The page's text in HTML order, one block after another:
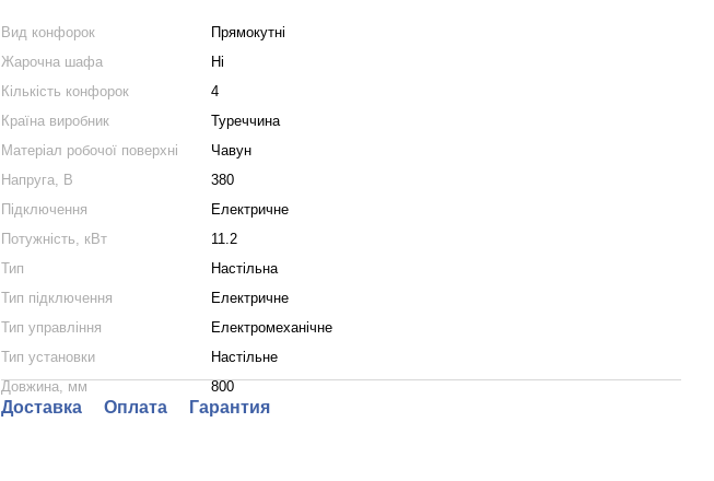
Вид конфорок
Прямокутні
Жарочна шафа
Ні
Кількість конфорок
4
Країна виробник
Туреччина
Матеріал робочої поверхні
Чавун
Напруга, В
380
Підключення
Електричне
Потужність, кВт
11.2
Тип
Настільна
Тип підключення
Електричне
Тип управління
Електромеханічне
Тип установки
Настільне
Довжина, мм
800
Доставка Оплата Гарантия